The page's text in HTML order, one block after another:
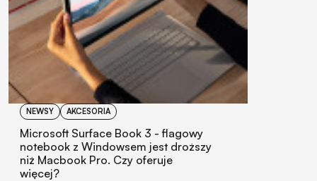
NEWSY AKCESORIA
Microsoft Surface Book 3 - flagowy
notebook z Windowsem jest droższy
niż Macbook Pro. Czy oferuje
więcej?